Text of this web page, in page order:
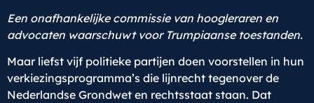
Een onafhankelijke commissie van hoogleraren en
advocaten waarschuwt voor Trumpiaanse toestanden.
Maar liefst vijf politieke partijen doen voorstellen in hun
verkiezingsprogramma’s die lijnrecht tegenover de
Nederlandse Grondwet en rechtsstaat staan. Dat